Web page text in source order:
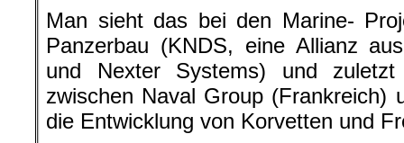
Man sieht das bei den Marine-
Panzerbau (KNDS, eine Allianz
und Nexter Systems) und zuletzt
zwischen Naval Group (Frankreich)
die Entwicklung von Korvetten und